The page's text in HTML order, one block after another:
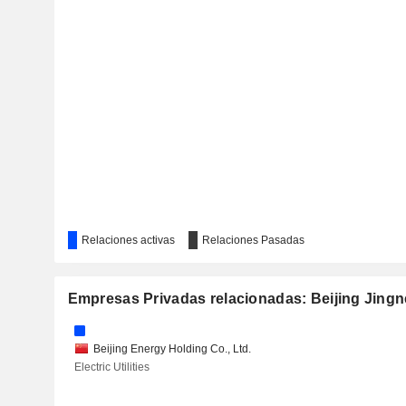
Relaciones activas Relaciones Pasadas
Empresas Privadas relacionadas: Beijing
Beijing Energy Holding Co., Ltd.
Electric Utilities